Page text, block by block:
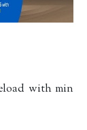
with min